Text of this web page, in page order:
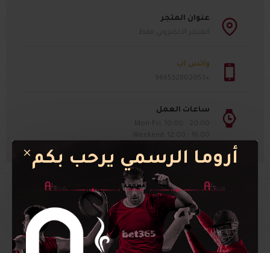
أروما الرسمي يرحب بكم
عنوان المتجر
المتجر الالكتروني فقط
واتس اب
+966532802053
ساعات العمل
اكتب لنا رسالتك
الايميل